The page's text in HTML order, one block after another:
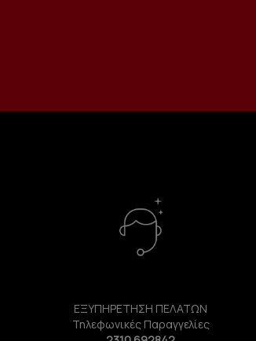
ΕΞΥΠΗΡΕΤΗΣΗ ΠΕΛΑΤΩΝ
Τηλεφωνικές Παραγγελίες